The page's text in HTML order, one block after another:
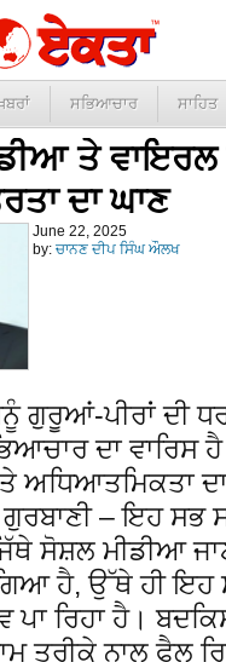
ਸਭਿਆਚਾਰ ਸਾਹਿਤ
ਤੇ ਵਾਇਰਲ
ਦਾ ਘਾਣ
June 22, 2025
by: ਚਾਨਣ ਦੀਪ ਸਿੰਘ ਔਲਖ
ਗੁਰੂਆਂ-ਪੀਰਾਂ ਦੀ
ਦਾ ਵਾਰਿਸ
ਅਧਿਆਤਮਿਕਤਾ
– ਇਹ ਸਭ
ਸੋਸ਼ਲ ਮੀਡੀਆ
ਹੈ, ਉੱਥੇ ਹੀ ਇਹ
ਪਾ ਰਿਹਾ ਹੈ।
ਤਰੀਕੇ ਨਾਲ ਫੈਲ